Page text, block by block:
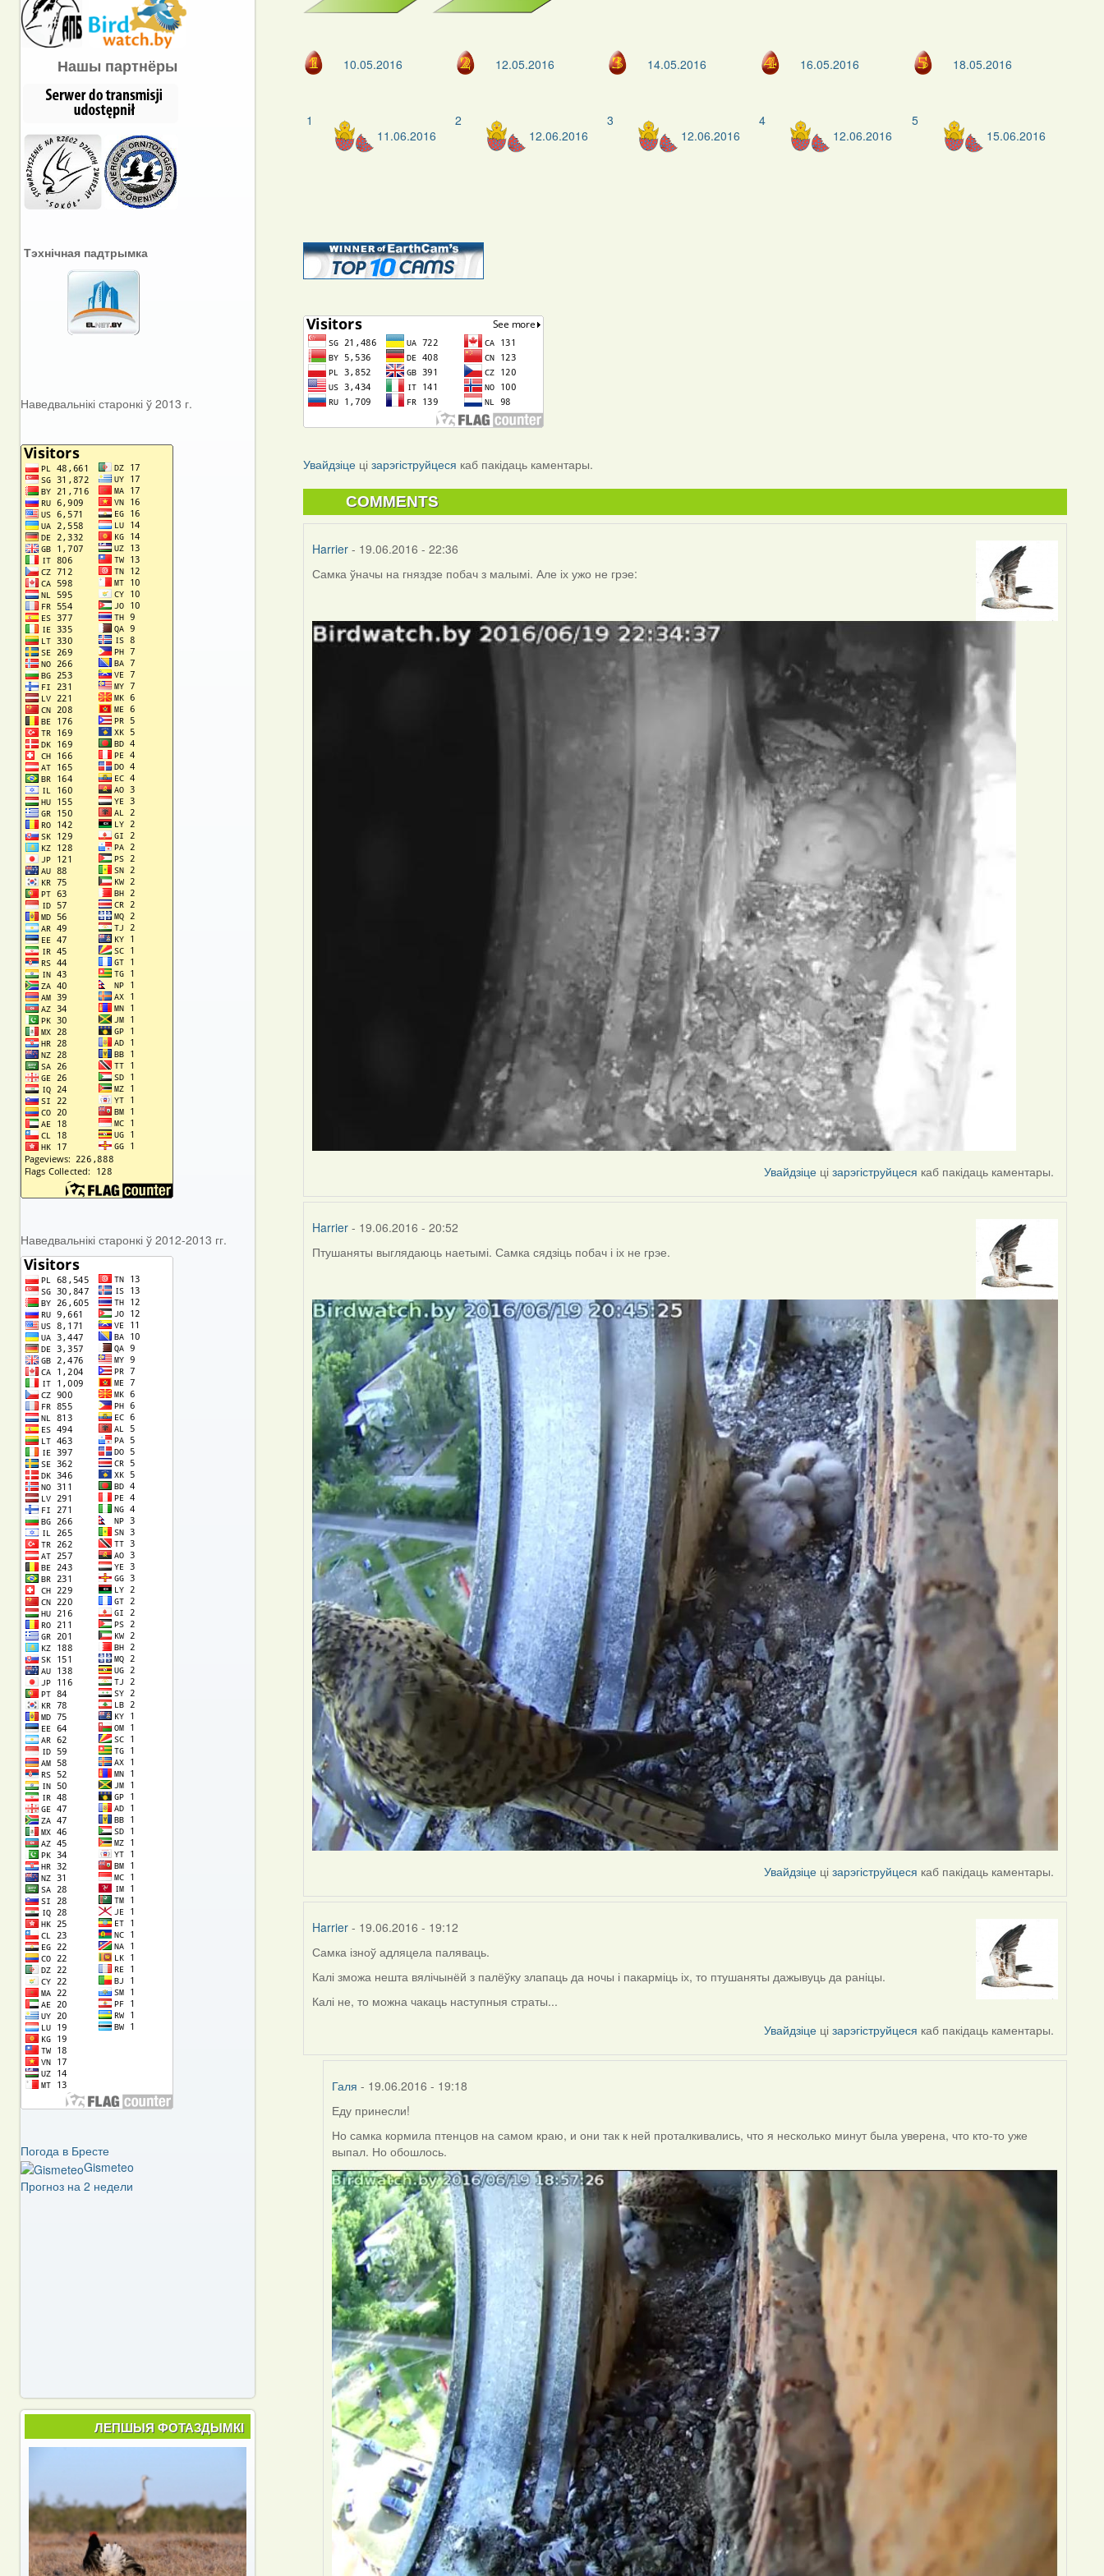
10.05.2016 12.05.2016 14.05.2016 16.05.2016 18.05.2016
1
11.06.2016
2
12.06.2016
3
12.06.2016
4
12.06.2016
5
15.06.2016
Увайдзіце цізарэгіструйцеся каб пакідаць каментары.
COMMENTS
Harrier - 19.06.2016 - 22:36
Самка ўначы на гняздзе побач з малымі. Але іх ужо не грэе:
Увайдзіце цізарэгіструйцеся каб пакідаць каментары.
Harrier - 19.06.2016 - 20:52
Птушаняты выглядаюць наетымі. Самка сядзіць побач і іх не грэе.
Увайдзіце цізарэгіструйцеся каб пакідаць каментары.
Harrier - 19.06.2016 - 19:12
Самка ізноў адляцела паляваць.
Калі зможа нешта вялічынёй з палёўку злапаць да ночы і пакарміць іх, то птушаняты дажывуць да раніцы.
Калі не, то можна чакаць наступныя страты...
Увайдзіце цізарэгіструйцеся каб пакідаць каментары.
Галя - 19.06.2016 - 19:18
In
reply
to
by
Harrier
Еду принесли!
Но самка кормила птенцов на самом краю, и они так к ней проталкивались, что я несколько минут была уверена, что кто-то уже
выпал. Но обошлось.
Нашы партнёры
Тэхнічная падтрымка
Наведвальнікі старонкі ў 2013 г.
Наведвальнікі старонкі ў 2012-2013 гг.
Погода в Бресте
Gismeteo
Прогноз на 2 недели
ЛЕПШЫЯ ФОТАЗДЫМКІ